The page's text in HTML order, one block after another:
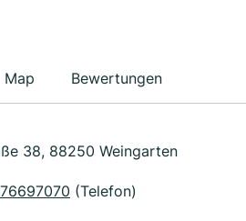
Map Bewertungen
38, 88250 Weingarten
(Telefon)